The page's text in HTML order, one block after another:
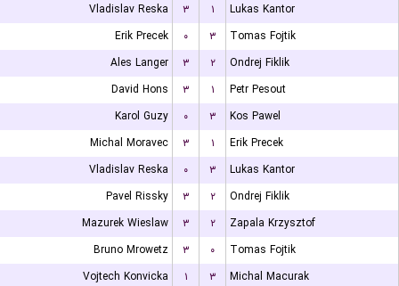
Vladislav Reska
۳ ۱
Lukas Kantor
Erik Precek
۰ ۳
Tomas Fojtik
Ales Langer
۳ ۲
Ondrej Fiklik
David Hons
۳ ۱
Petr Pesout
Karol Guzy
۰ ۳
Kos Pawel
Michal Moravec
۳ ۱
Erik Precek
Vladislav Reska
۰ ۳
Lukas Kantor
Pavel Rissky
۳ ۲
Ondrej Fiklik
Mazurek Wieslaw
۳ ۲
Zapala Krzysztof
Bruno Mrowetz
۳ ۰
Tomas Fojtik
Vojtech Konvicka
۱ ۳
Michal Macurak